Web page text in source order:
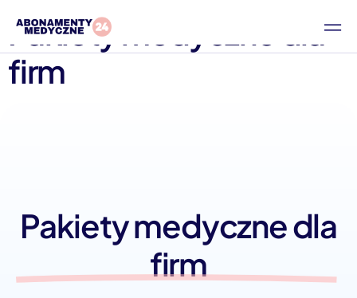
Pakiety medyczne dla
firm
Pakiety medyczne dla
firm